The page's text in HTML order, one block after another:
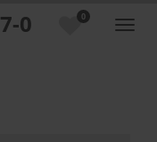
0
0